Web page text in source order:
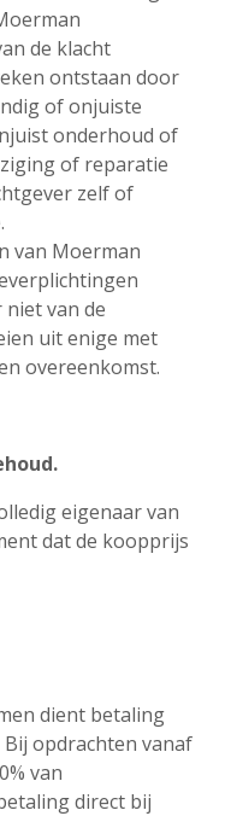
de klacht
ontstaan door
of onjuiste
onderhoud of
of reparatie
zelf of
van Moerman
van de
uit enige met
overeenkomst.
eigenaar van
dat de koopprijs
dient betaling
opdrachten vanaf
van
direct bij